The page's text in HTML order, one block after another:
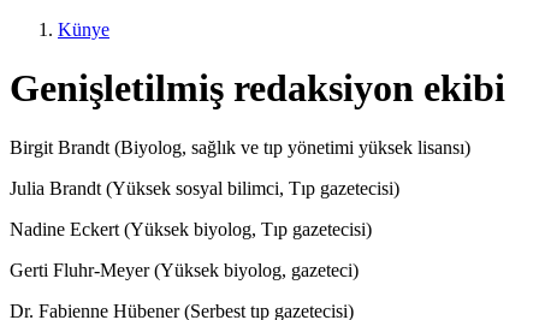
Künye
Genişletilmiş redaksiyon ekibi
Birgit Brandt (Biyolog, sağlık ve tıp yönetimi yüksek lisansı)
Julia Brandt (Yüksek sosyal bilimci, Tıp gazetecisi)
Nadine Eckert (Yüksek biyolog, Tıp gazetecisi)
Gerti Fluhr-Meyer (Yüksek biyolog, gazeteci)
Dr. Fabienne Hübener (Serbest tıp gazetecisi)